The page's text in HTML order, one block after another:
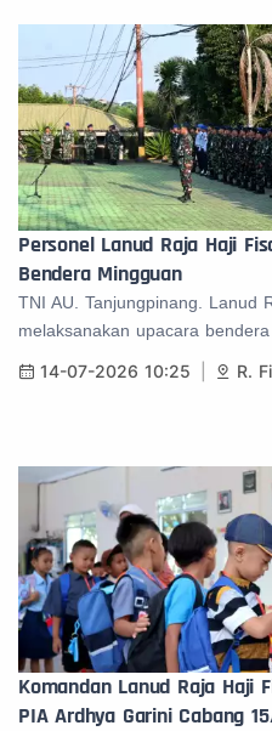
Personel Lanud Raja Haji
Bendera Mingguan
TNI AU. Tanjungpinang. Lanud
melaksanakan upacara
14-07-2026 10:25 R.
Komandan Lanud Raja Haji
PIA Ardhya Garini Cabang